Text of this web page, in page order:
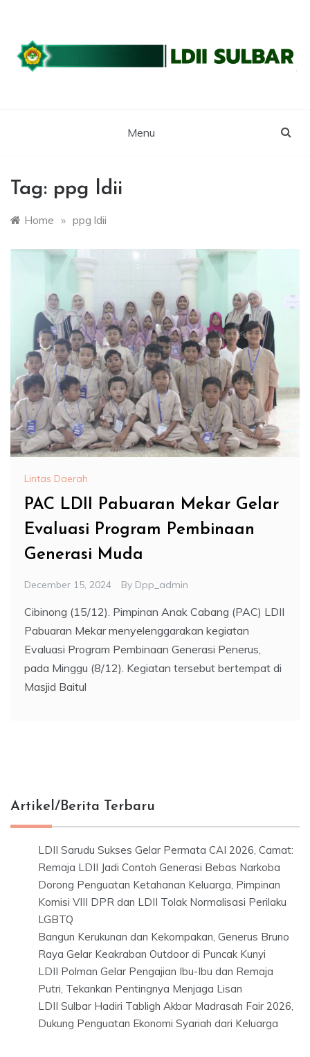
content
BARAT
Menu
Tag: ppg ldii
Home » ppg ldii
Lintas Daerah
PAC LDII Pabuaran Mekar Gelar
Evaluasi Program Pembinaan
Generasi Muda
December 15, 2024 By Dpp_admin
Cibinong (15/12). Pimpinan Anak Cabang (PAC) LDII
Pabuaran Mekar menyelenggarakan kegiatan
Evaluasi Program Pembinaan Generasi Penerus,
pada Minggu (8/12). Kegiatan tersebut bertempat di
Masjid Baitul
Artikel/Berita Terbaru
LDII Sarudu Sukses Gelar Permata CAI 2026, Camat:
Remaja LDII Jadi Contoh Generasi Bebas Narkoba
Dorong Penguatan Ketahanan Keluarga, Pimpinan
Komisi VIII DPR dan LDII Tolak Normalisasi Perilaku
LGBTQ
Bangun Kerukunan dan Kekompakan, Generus Bruno
Raya Gelar Keakraban Outdoor di Puncak Kunyi
LDII Polman Gelar Pengajian Ibu-Ibu dan Remaja
Putri, Tekankan Pentingnya Menjaga Lisan
LDII Sulbar Hadiri Tabligh Akbar Madrasah Fair 2026,
Dukung Penguatan Ekonomi Syariah dari Keluarga